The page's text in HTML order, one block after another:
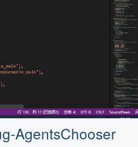
AgentsChooser